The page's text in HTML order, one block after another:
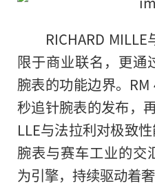
RICHARD
限于商业联名，更通
腕表的功能边界。
秒追针腕表的发布，
LLE与法拉利对极致
腕表与赛车工业的交
为引擎，持续驱动着